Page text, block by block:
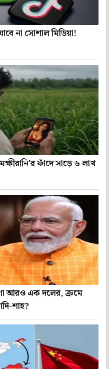
না সোশাল মিডিয়া!
ফাঁদে সাড়ে ৬ লাখ
আরও এক দলের, ক্রমে
শাহ?